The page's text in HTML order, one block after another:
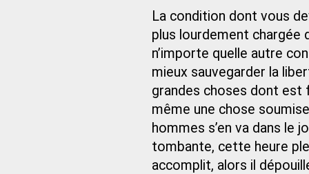
La condition dont vous
plus lourdement chargée
n’importe quelle autre
mieux sauvegarder la
grandes choses dont est
même une chose
hommes s’en va dans le
tombante, cette heure
accomplit, alors il